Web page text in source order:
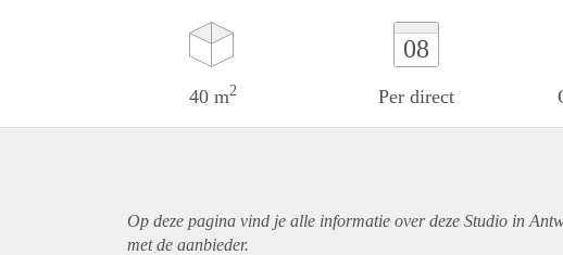
40 m2
08
Per direct
Op deze pagina vind je alle informatie over deze Studio in
met de aanbieder.